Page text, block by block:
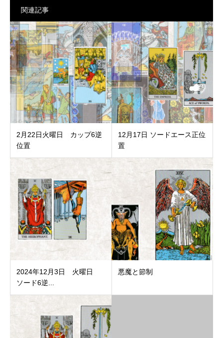
関連記事
2月22日火曜日 カップ6逆
位置
12月17日 ソードエース正位
置
2024年12月3日 火曜日
ソード6逆...
悪魔と節制